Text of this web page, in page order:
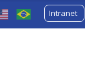
Intranet